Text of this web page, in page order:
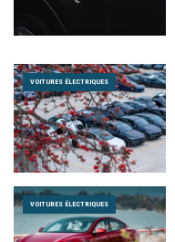
VOITURES ÉLECTRIQUES
VOITURES ÉLECTRIQUES